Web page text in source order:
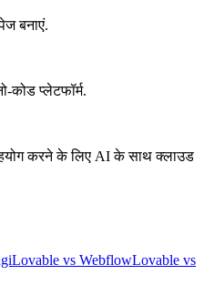
बनाएं.
कोड प्लेटफॉर्म.
करने के लिए AI के साथ क्लाउड
Lovable vs WebflowLovable vs